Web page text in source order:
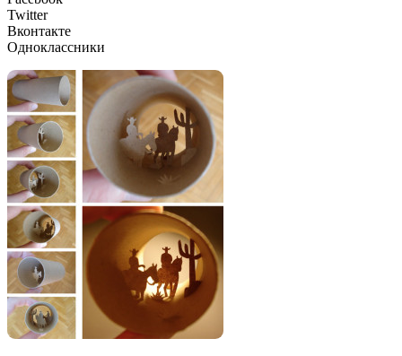
Twitter
Вконтакте
Одноклассники